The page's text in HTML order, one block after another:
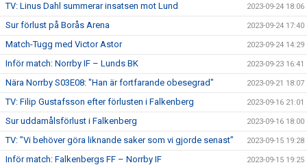
TV: Linus Dahl summerar insatsen mot Lund 2023-09-24 18:06
Sur förlust på Borås Arena 2023-09-24 17:40
Match-Tugg med Victor Astor 2023-09-24 14:29
Inför match: Norrby IF – Lunds BK 2023-09-23 16:41
Nära Norrby S03E08: "Han är fortfarande obesegrad" 2023-09-21 18:07
TV: Filip Gustafsson efter förlusten i Falkenberg 2023-09-16 21:01
Sur uddamålsförlust i Falkenberg 2023-09-16 18:00
TV: ”Vi behöver göra liknande saker som vi gjorde senast” 2023-09-15 19:28
Inför match: Falkenbergs FF – Norrby IF 2023-09-15 19:25